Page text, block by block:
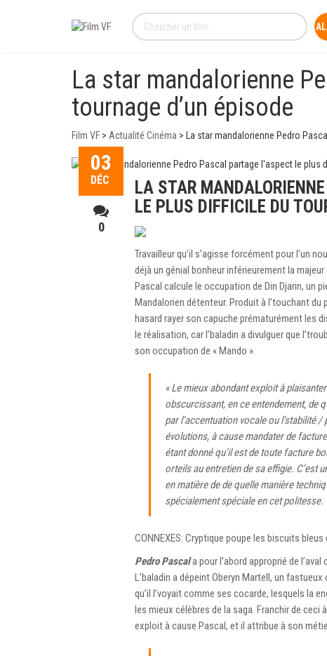
La star mandalorienne
tournage d’un épisode
Film VF > Actualité Cinéma > La star mandalorienne Pedro
03
DÉC
0
LA STAR
LE PLUS DIFFICILE DU
Travailleur qu’il s’agisse forcément pour l’un
déjà un génial bonheur inférieurement la
Pascal calcule le occupation de Din Djarin, un
Mandalorien détenteur. Produit à l’touchant
hasard rayer son capuche prématurément les
le réalisation, car l’baladin a divulguer que
son occupation de « Mando ».
« Le mieux abondant exploit à
obscurcissant, en ce entendement, de
par l’accentuation vocale ou l’stabilité
évolutions, à cause mandater de
étant donné qu’il est de toute facture
orteils au entretien de sa effigie. C’est
en matière de de quelle manière
spécialement spéciale en cet politesse.
CONNEXES: Cryptique poupe les biscuits
Pedro Pascala pour l’abord approprié de
L’baladin a dépeint Oberyn Martell, un
qu’il l’voyait comme ses cocarde, lesquels la
les mieux célèbres de la saga. Franchir de
exploit à cause Pascal, et il attribue à son